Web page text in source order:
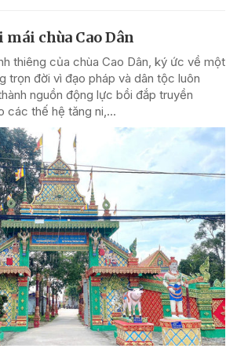
chùa Cao Dân
thiêng của chùa Cao Dân, ký ức về một
trọn đời vì đạo pháp và dân tộc luôn
nguồn động lực bồi đắp truyền
các thế hệ tăng ni,...